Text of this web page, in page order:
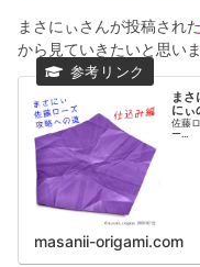
まさにぃさんが投稿された
から見ていきたいと思いま
まさ
にぃ
佐藤
ー...
masanii-origami.com